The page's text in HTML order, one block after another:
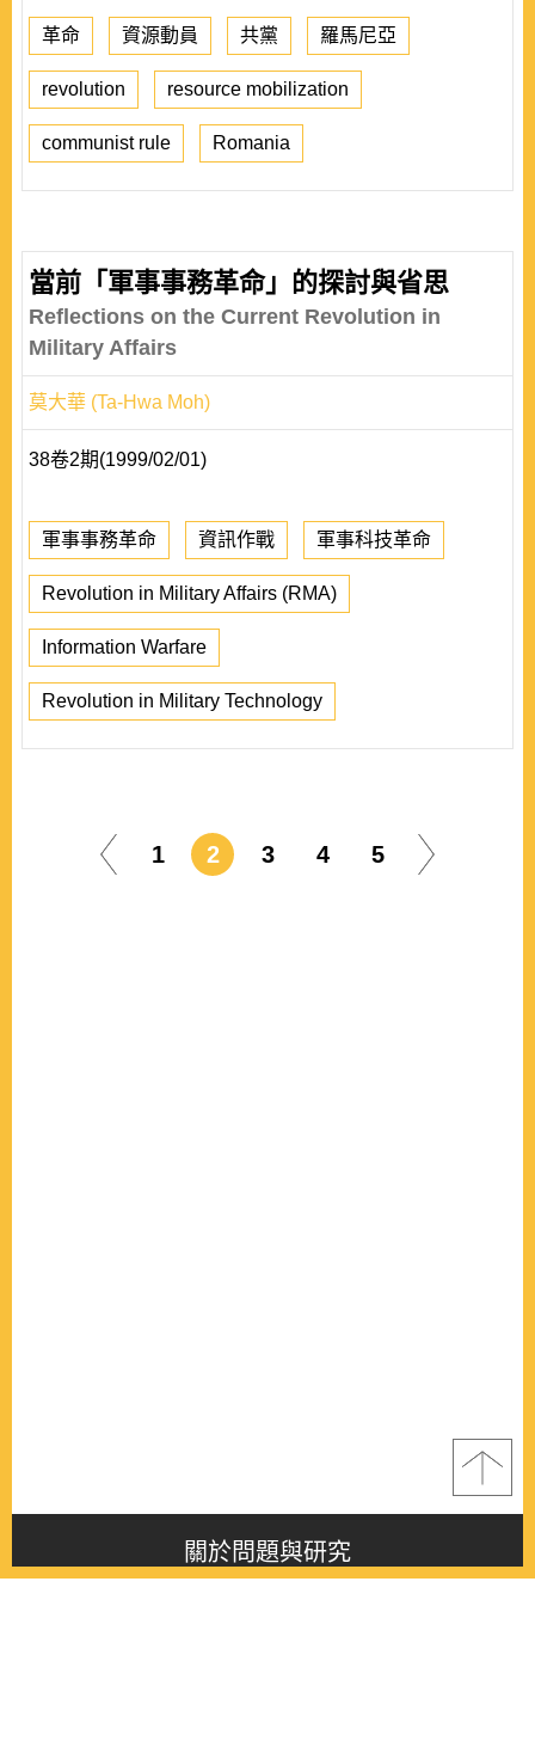
革命 資源動員 共黨 羅馬尼亞
revolution resource mobilization
communist rule Romania
當前「軍事事務革命」的探討與省思
Reflections on the Current Revolution in
Military Affairs
莫大華 (Ta-Hwa Moh)
38卷2期(1999/02/01)
軍事事務革命 資訊作戰 軍事科技革命
Revolution in Military Affairs (RMA)
Information Warfare
Revolution in Military Technology
1 2 3 4 5
關於問題與研究
About this journal